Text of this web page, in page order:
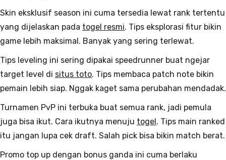
Skin eksklusif season ini cuma tersedia lewat rank tertentu
yang dijelaskan pada togel resmi. Tips eksplorasi fitur bikin
game lebih maksimal. Banyak yang sering terlewat.
Tips leveling ini sering dipakai speedrunner buat ngejar
target level di situs toto. Tips membaca patch note bikin
pemain lebih siap. Nggak kaget sama perubahan mendadak.
Turnamen PvP ini terbuka buat semua rank, jadi pemula
juga bisa ikut. Cara ikutnya menuju togel. Tips main ranked
itu jangan lupa cek draft. Salah pick bisa bikin match berat.
Promo top up dengan bonus ganda ini cuma berlaku